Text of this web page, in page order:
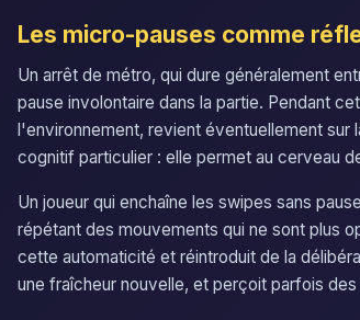
Les micro-pauses comme
Un arrêt de métro, qui dure généralement
pause involontaire dans la partie. Pendant
l'environnement, revient éventuellement sur
cognitif particulier : elle permet au cerveau
Un joueur qui enchaîne les swipes sans
répétant des mouvements qui ne sont plus
cette automaticité et réintroduit de la
une fraîcheur nouvelle, et perçoit parfois